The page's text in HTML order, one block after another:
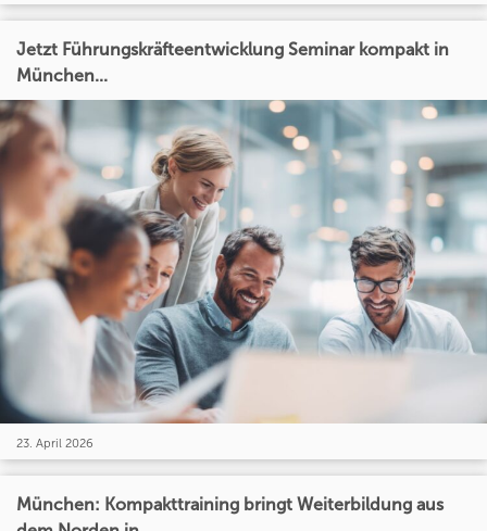
Jetzt Führungskräfteentwicklung Seminar kompakt in
München...
23. April 2026
München: Kompakttraining bringt Weiterbildung aus